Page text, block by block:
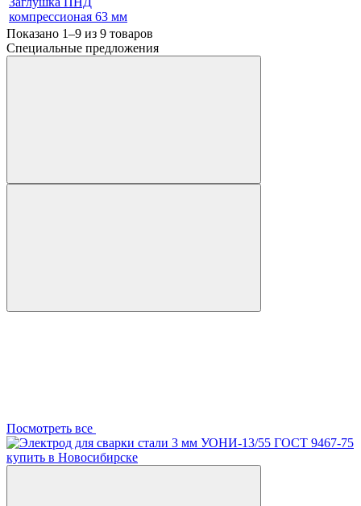
компрессионая 63 мм
Показано 1–9 из 9 товаров
Специальные предложения
Посмотреть все